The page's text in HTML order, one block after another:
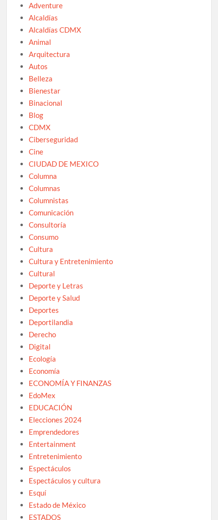
Adventure
Alcaldías
Alcaldías CDMX
Animal
Arquitectura
Autos
Belleza
Bienestar
Binacional
Blog
CDMX
Ciberseguridad
Cine
CIUDAD DE MEXICO
Columna
Columnas
Columnistas
Comunicación
Consultoría
Consumo
Cultura
Cultura y Entretenimiento
Cultural
Deporte y Letras
Deporte y Salud
Deportes
Deportilandia
Derecho
Digital
Ecología
Economía
ECONOMÍA Y FINANZAS
EdoMex
EDUCACIÓN
Elecciones 2024
Emprendedores
Entertainment
Entretenimiento
Espectáculos
Espectáculos y cultura
Esquí
Estado de México
ESTADOS